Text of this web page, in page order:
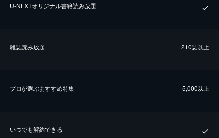
U-NEXTオリジナル書籍読み放題
雑誌読み放題 210誌以上
プロが選ぶおすすめ特集 5,000以上
いつでも解約できる